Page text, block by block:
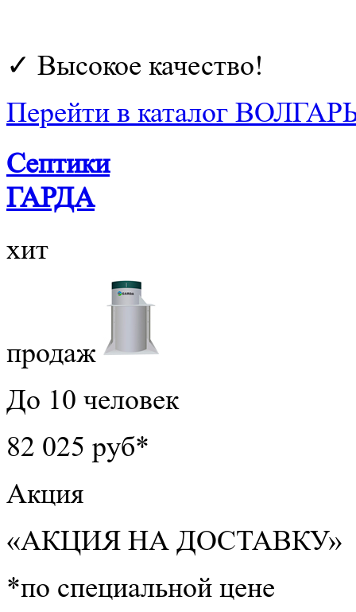
✓ Высокое качество!
Перейти в каталог
Септики
ГАРДА
хит
продаж
До 10 человек
82 025 руб*
Акция
«АКЦИЯ НА ДОСТАВКУ»
*по специальной цене